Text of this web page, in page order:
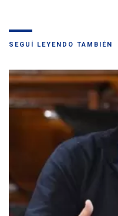
SEGUÍ LEYENDO TAMBIÉN